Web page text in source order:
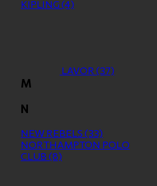
KIPLING (4)
LAVOR (37)
M
N
NEW REBELS (33)
NORTHAMPTON POLO
CLUB (8)